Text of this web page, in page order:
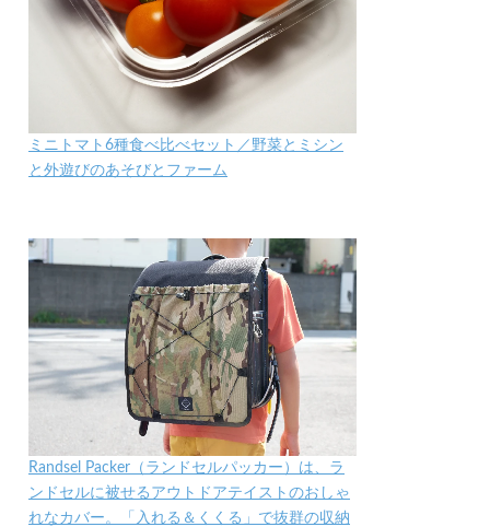
ミニトマト6種食べ比べセット／野菜とミシン
と外遊びのあそびとファーム
Randsel Packer（ランドセルパッカー）は、ラ
ンドセルに被せるアウトドアテイストのおしゃ
れなカバー。「入れる＆くくる」で抜群の収納